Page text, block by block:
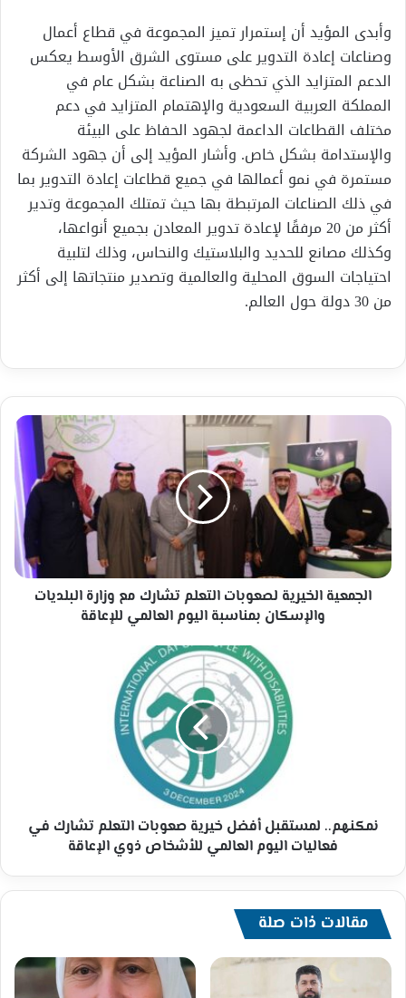
وأبدى المؤيد أن إستمرار تميز المجموعة في قطاع أعمال
وصناعات إعادة التدوير على مستوى الشرق الأوسط يعكس
الدعم المتزايد الذي تحظى به الصناعة بشكل عام في
المملكة العربية السعودية والإهتمام المتزايد في دعم
مختلف القطاعات الداعمة لجهود الحفاظ على البيئة
والإستدامة بشكل خاص. وأشار المؤيد إلى أن جهود الشركة
مستمرة في نمو أعمالها في جميع قطاعات إعادة التدوير بما
في ذلك الصناعات المرتبطة بها حيث تمتلك المجموعة وتدير
أكثر من 20 مرفقًا لإعادة تدوير المعادن بجميع أنواعها،
وكذلك مصانع للحديد والبلاستيك والنحاس، وذلك لتلبية
احتياجات السوق المحلية والعالمية وتصدير منتجاتها إلى أكثر
من 30 دولة حول العالم.
الجمعية
الخيرية
لصعوبات
التعلم
تشارك
مع
وزارة
البلديات
والإسكان
بمناسبة
الجمعية الخيرية لصعوبات التعلم تشارك مع وزارة البلديات
والإسكان بمناسبة اليوم العالمي للإعاقة
اليوم
ذوي
نمكنهم.. لمستقبل أفضل خيرية صعوبات التعلم تشارك في
فعاليات اليوم العالمي للأشخاص ذوي الإعاقة
مقالات ذات صلة